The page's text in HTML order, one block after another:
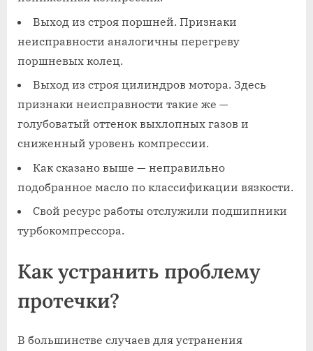
Выход из строя поршней. Признаки
неисправности аналогичны перегреву
поршневых колец.
Выход из строя цилиндров мотора. Здесь
признаки неисправности такие же —
голубоватый оттенок выхлопных газов и
сниженный уровень компрессии.
Как сказано выше — неправильно
подобранное масло по классификации вязкости.
Свой ресурс работы отслужили подшипники
турбокомпрессора.
Как устранить проблему
протечки?
В большинстве случаев для устранения